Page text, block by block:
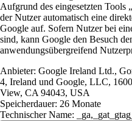
Aufgrund des eingesetzten Tools
der Nutzer automatisch eine
Google auf. Sofern Nutzer bei
sind, kann Google den Besuch
anwendungsübergreifend
Anbieter: Google Ireland Ltd.,
4, Ireland und Google, LLC,
View, CA 94043, USA
Speicherdauer: 26 Monate
Technischer Name: